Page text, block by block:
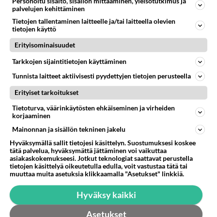
Ketjusta on poistettu
LUETUIMMAT KESKUSTELUT
PÄIVÄ VIIKKO KUUKAUSI
Jos SDP ei voita reilusti, persut kumoavat demokratian Suomesta
06.08.2026 09:02
1600
Olen säälittävä, mitä tulee sinun kohtaamiseen. Tunnen vaan itseni todella epävarmaksi sun kanssa. Jos minun olisi pitän
06.08.2026 16:54
Ikävä
44
Perussuomalaisten kannatus nousi rytinällä Ylen tänään julkaisemassa tuoreimmassa gallup-kyselyssä.
https://yle.fi/a/74-20239449 Perussuomalaisilla hurja- ja ylivoimaisesti suurin nousu tässä uudessa Ylen gallupissa. Kyl
06.08.2026 03:24
Maailman menoa
739
12
palvelujen kehittäminen
Tietojen tallentaminen laitteelle ja/tai laitteella olevien
tietojen käyttö
Erityisominaisuudet
Tarkkojen sijaintitietojen käyttäminen
Tunnista laitteet aktiivisesti pyydettyjen tietojen perusteella
Erityiset tarkoitukset
Tietoturva, väärinkäytösten ehkäiseminen ja virheiden
korjaaminen
Mainonnan ja sisällön tekninen jakelu
Hyväksymällä sallit tietojesi käsittelyn. Suostumuksesi koskee
tätä palvelua, hyväksymättä jättäminen voi vaikuttaa
asiakaskokemukseesi. Jotkut teknologiat saattavat perustella
tietojen käsittelyä oikeutetulla edulla, voit vastustaa tätä tai
muuttaa muita asetuksia klikkaamalla "Asetukset" linkkiä.
Hyväksy kaikki
Asetukset